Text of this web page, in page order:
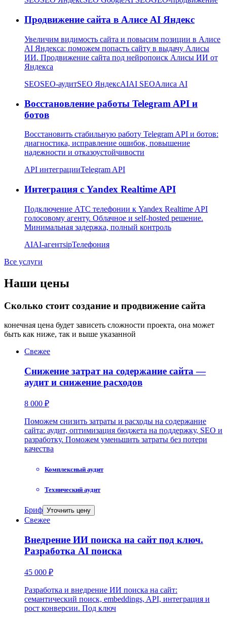
Продвижение сайта в Алисе AI Яндекс
Увеличим видимость сайта и повысим позиции в Алисе
AI Яндекса: поможем попасть сайту в выдачу Алисы
ИИ. Продвижение сайта под нейропоиск Алисы ИИ от
Яндекса
SEOSEO-аудитSEO ЯндексAIAI SEOАлиса AI
Восстановление работы Telegram API и
ботов
Восстановить стабильную работу Telegram API и ботов:
диагностика, исправление ошибок, повышение
надежности и отказоустойчивости
API интеграцииTelegram API
Интеграция с Yandex Realtime API
Подключение АТС телефонии к Yandex Realtime API
голосовому агенту. Облачное и self-hosted решение.
Минимальная задержка, полный контроль
AIAI-агентsipТелефония
Все услуги
Наши цены
Сколько стоит создание и продвижение сайта
конечная цена будет зависеть сложности проекта, она может
быть как ниже, так и выше указанной
Свежее
Снижение затрат на содержание сайта —
аудит и снижение расходов
8 000 ₽
Поможем снизить затраты и расходы на содержание
сайта: аудит, оптимизация бюджета на поддержку, SEO и
разработку. Поможем уменьшить затраты без потери
качества
Комплексный аудит
Технический аудит
Бриф Уточнить цену
Свежее
Внедрение ИИ поиска на сайт под ключ.
Разработка AI поиска
45 000 ₽
Разработка и внедрение ИИ поиска на сайт:
семантический поиск, embeddings, API, интеграция и
рост конверсии. Под ключ